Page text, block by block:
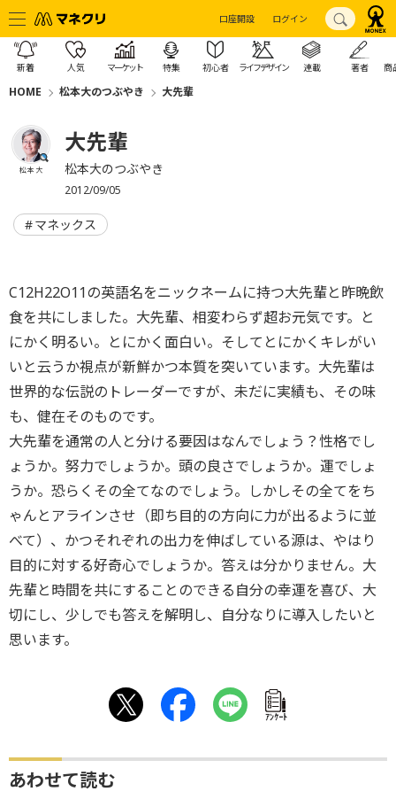
口座開設 ログイン
新着 人気 マーケット 特集 初心者 ライフデザイン 連載 著者 商
HOME 松本大のつぶやき 大先輩
松本 大
大先輩
松本大のつぶやき
2012/09/05
マネックス
C12H22O11の英語名をニックネームに持つ大先輩と昨晩飲
食を共にしました。大先輩、相変わらず超お元気です。と
にかく明るい。とにかく面白い。そしてとにかくキレがい
いと云うか視点が新鮮かつ本質を突いています。大先輩は
世界的な伝説のトレーダーですが、未だに実績も、その味
も、健在そのものです。
大先輩を通常の人と分ける要因はなんでしょう？性格でし
ょうか。努力でしょうか。頭の良さでしょうか。運でしょ
うか。恐らくその全てなのでしょう。しかしその全てをち
ゃんとアラインさせ（即ち目的の方向に力が出るように並
べて）、かつそれぞれの出力を伸ばしている源は、やはり
目的に対する好奇心でしょうか。答えは分かりません。大
先輩と時間を共にすることのできる自分の幸運を喜び、大
切にし、少しでも答えを解明し、自分なりに導入したいと
思います。
ｱﾝｹｰﾄ
あわせて読む